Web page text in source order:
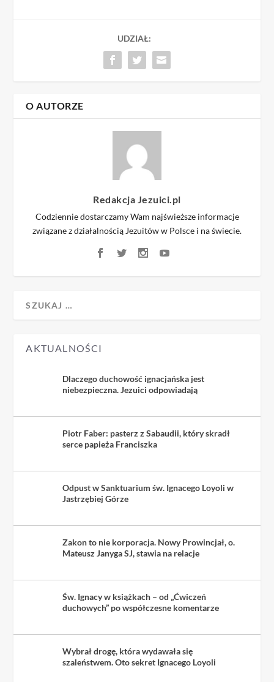
UDZIAŁ:
O AUTORZE
Redakcja Jezuici.pl
Codziennie dostarczamy Wam najświeższe informacje
związane z działalnością Jezuitów w Polsce i na świecie.
AKTUALNOŚCI
Dlaczego duchowość ignacjańska jest
niebezpieczna. Jezuici odpowiadają
Piotr Faber: pasterz z Sabaudii, który skradł
serce papieża Franciszka
Odpust w Sanktuarium św. Ignacego Loyoli w
Jastrzębiej Górze
Zakon to nie korporacja. Nowy Prowincjał, o.
Mateusz Janyga SJ, stawia na relacje
Św. Ignacy w książkach – od „Ćwiczeń
duchowych” po współczesne komentarze
Wybrał drogę, która wydawała się
szaleństwem. Oto sekret Ignacego Loyoli